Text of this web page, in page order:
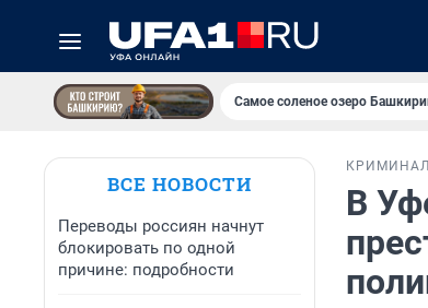
Самое соленое озеро
ВСЕ НОВОСТИ
Переводы россиян начнут
блокировать по одной
причине: подробности
КРИМИНАЛ
В